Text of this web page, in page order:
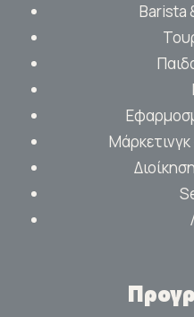
Barista